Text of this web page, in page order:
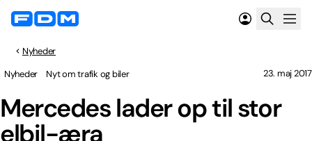
Nyheder
Mercedes lader op til stor
elbil-æra
Nyheder Nyt om trafik og biler 23. maj 2017